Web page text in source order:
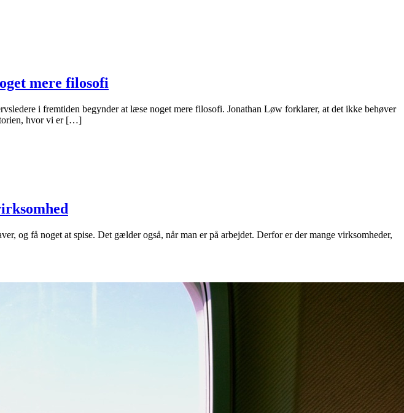
mere filosofi
i fremtiden begynder at læse noget mere filosofi. Jonathan Løw forklarer, at det ikke behøver
hvor vi er […]
og få noget at spise. Det gælder også, når man er på arbejdet. Derfor er der mange virksomheder,